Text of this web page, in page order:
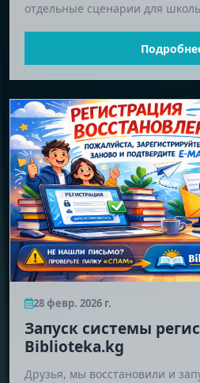
отдельные сценарии для
28 февр. 2026 г.
Запуск системы
Biblioteka.kg
Друзья, мы восстановили и